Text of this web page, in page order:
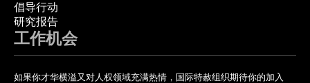
倡导行动
研究报告
工作机会
如果你才华横溢又对人权领域充满热情，国际特赦组织期待你的加入